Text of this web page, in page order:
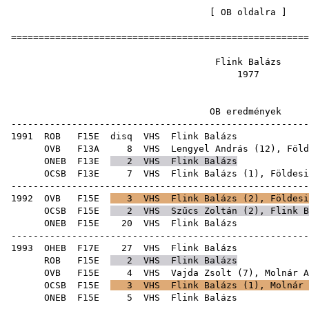
OB oldalra
Flink
OB
1991 ROB F15E disq VHS Flink
OVB F13A 8 VHS Lengyel András ( 12 ),
ONEB F13E 2 VHS Flink Balázs
OCSB F13E 7 VHS Flink Balázs ( 1 ),
1992 OVB F15E 3 VHS Flink Balázs ( 2 ),
OCSB F15E 2 VHS Szűcs Zoltán ( 2 ), Flink
ONEB F15E 20 VHS Flink
1993 OHEB F17E 27 VHS Flink
ROB F15E 2 VHS Flink Balázs
OVB F15E 4 VHS Vajda Zsolt ( 7 ), Molnár
OCSB F15E 3 VHS Flink Balázs ( 1 ),
ONEB F15E 5 VHS Flink